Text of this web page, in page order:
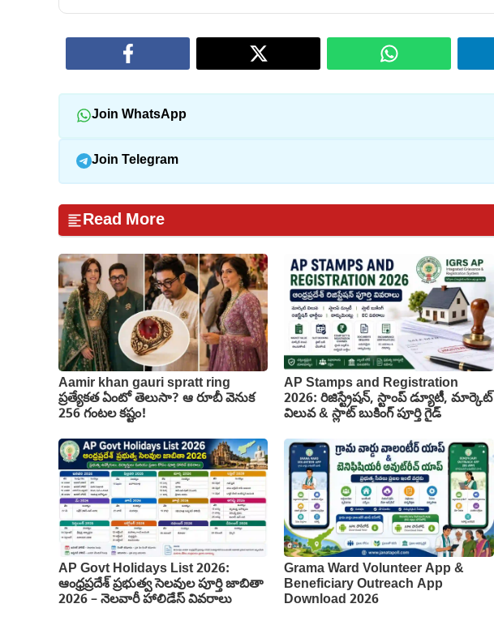
Join WhatsApp
Join Telegram
Read More
Aamir khan gauri spratt ring
ప్రత్యేకత ఏంటో తెలుసా? ఆ రూబీ వెనుక
256 గంటల కష్టం!
AP Stamps and Registration
2026: రిజిస్ట్రేషన్, స్టాంప్ డ్యూటీ, మార్కెట్
విలువ & స్లాట్ బుకింగ్ పూర్తి గైడ్
AP Govt Holidays List 2026:
ఆంధ్రప్రదేశ్ ప్రభుత్వ సెలవుల పూర్తి జాబితా
2026 – నెలవారీ హాలిడేస్ వివరాలు
Grama Ward Volunteer App &
Beneficiary Outreach App
Download 2026